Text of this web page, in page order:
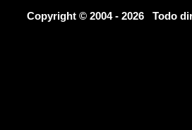
Copyright © 2004 - 2026 Todo